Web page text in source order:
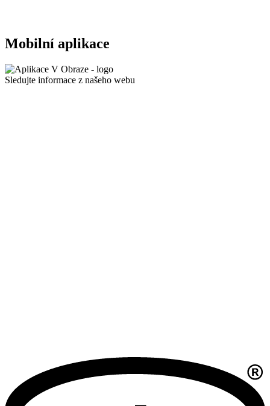
Mobilní aplikace
Sledujte informace z našeho webu